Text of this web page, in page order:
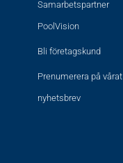
Samarbetspartner
PoolVision
Bli företagskund
Prenumerera på vårat
nyhetsbrev